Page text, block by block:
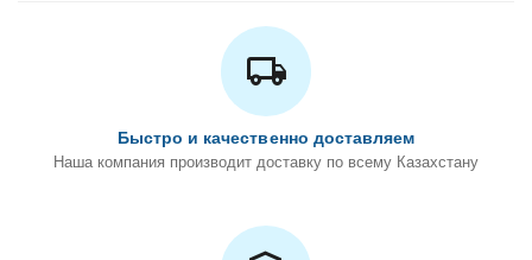
Быстро и качественно доставляем
Наша компания производит доставку по всему Казахстану